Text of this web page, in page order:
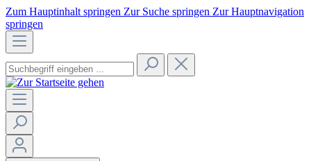
Zum Hauptinhalt springen Zur Suche springen Zur Hauptnavigation
springen